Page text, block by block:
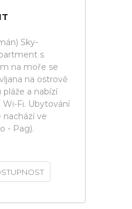
Sky-
s
na moře se
na ostrově
a nabízí
Fi. Ubytování
nachází ve
- Pag).